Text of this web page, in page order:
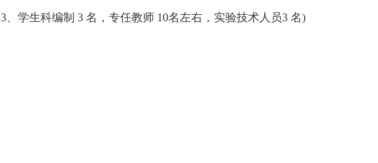
3、学生科编制 3 名，专任教师 10名左右，实验技术人员3 名)